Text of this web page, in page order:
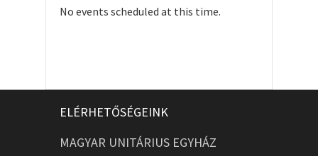
No events scheduled at this time.
ELÉRHETŐSÉGEINK
MAGYAR UNITÁRIUS EGYHÁZ